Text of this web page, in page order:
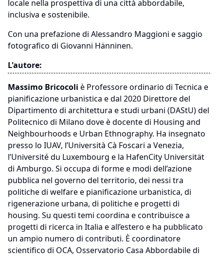
locale nella prospettiva di una città abbordabile,
inclusiva e sostenibile.
Con una prefazione di Alessandro Maggioni e saggio
fotografico di Giovanni Hänninen.
L'autore:
Massimo Bricocoli è Professore ordinario di Tecnica e
pianificazione urbanistica e dal 2020 Direttore del
Dipartimento di architettura e studi urbani (DAStU) del
Politecnico di Milano dove è docente di Housing and
Neighbourhoods e Urban Ethnography. Ha insegnato
presso lo IUAV, l’Università Cà Foscari a Venezia,
l’Université du Luxembourg e la HafenCity Universität
di Amburgo. Si occupa di forme e modi dell’azione
pubblica nel governo del territorio, dei nessi tra
politiche di welfare e pianificazione urbanistica, di
rigenerazione urbana, di politiche e progetti di
housing. Su questi temi coordina e contribuisce a
progetti di ricerca in Italia e all’estero e ha pubblicato
un ampio numero di contributi. È coordinatore
scientifico di OCA, Osservatorio Casa Abbordabile di